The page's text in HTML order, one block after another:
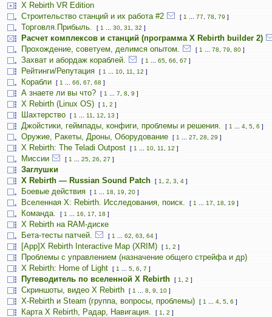
X Rebirth VR Edition
Строительство станций и их работа #2
[ 1 77 78 79 ]
Торговля.Прибыль. [ 1 30 31 32 ]
Расчет комплексов и станций (программа X Rebirth builder 2)
Прохождение, советуем, делимся опытом.
[ 1 78 79 80 ]
Захват и абордаж кораблей. [ 1 65 66 67 ]
Рейтинги/Репутация [ 1 10 11 12 ]
Корабли [ 1 66 67 68 ]
А знаете ли вы что? [ 1 7 8 9 ]
X Rebirth (Linux OS) [ 1 2 ]
Шахтерство [ 1 11 12 13 ]
Джойстики, геймпады, конфиги, проблемы и решения. [ 1 4 5 6 ]
Оружие, Ракеты, Дроны, Оборудование [ 1 27 28 29 ]
X Rebirth: The Teladi Outpost [ 1 10 11 12 ]
Миссии [ 1 25 26 27 ]
Заглушки
X Rebirth — Russian Sound Patch
[ 1 2 3 4 ]
Боевые действия [ 1 18 19 20 ]
Вселенная X: Rebirth. Исследования, поиск. [ 1 17 18 19 ]
Команда. [ 1 16 17 18 ]
X Rebirth на RAM-диске
Бета-тесты патчей.
[ 1 62 63 64 ]
[App]X Rebirth Interactive Map (XRIM) [ 1 2 ]
Проблемы с управлением (назначение общего стрейфа и др)
X Rebirth: Home of Light
[ 1 5 6 7 ]
Путеводитель по вселенной X Rebirth [ 1 2 ]
Скриншоты, видео X Rebirth [ 1 8 9 10 ]
X-Rebirth и Steam (группа, вопросы, проблемы) [ 1 4 5 6 ]
Карта X Rebirth, Радар, Навигация. [ 1 2 ]